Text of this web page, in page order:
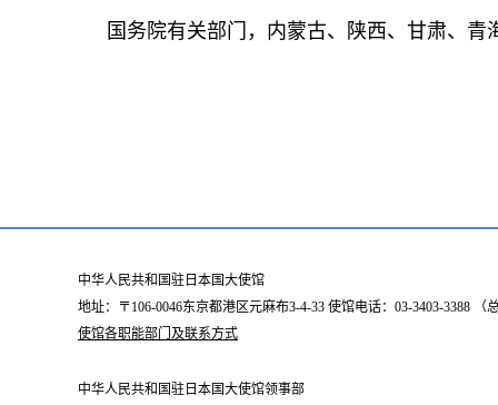
国务院有关部门，内蒙古、陕西、甘肃、青
中华人民共和国驻日本国大使馆
地址：〒106-0046东京都港区元麻布3-4-33 使馆电话：03-3403-3388 （
使馆各职能部门及联系方式
中华人民共和国驻日本国大使馆领事部